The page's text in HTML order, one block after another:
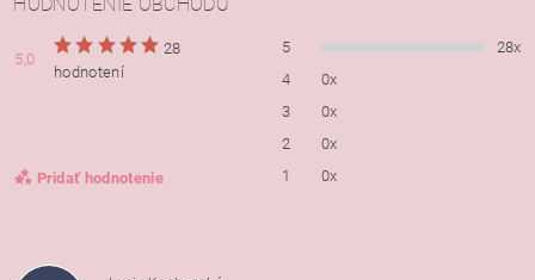
5,0
28
hodnotení
Pridať hodnotenie
5
28x
4
0x
3
0x
2
0x
1
0x